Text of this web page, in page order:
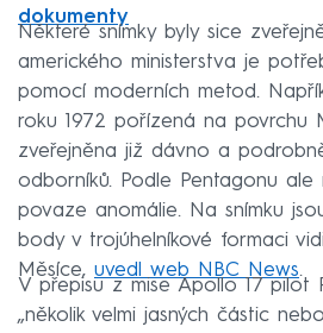
dokumenty
Některé snímky byly sice
amerického ministerstva je
pomocí moderních metod.
roku 1972 pořízená na povrchu
zveřejněna již dávno a
odborníků. Podle Pentagonu
povaze anomálie. Na snímku
body v trojúhelníkové formaci
Měsíce, uvedl web NBC News.
V přepisu z mise Apollo 17 pilot
„několik velmi jasných částic